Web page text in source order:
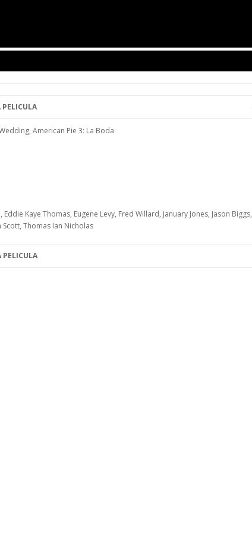
American Pie 3: La Boda
Eddie Kaye Thomas, Eugene Levy, Fred Willard, January Jones, Jason Biggs,
Scott, Thomas Ian Nicholas
PELICULA